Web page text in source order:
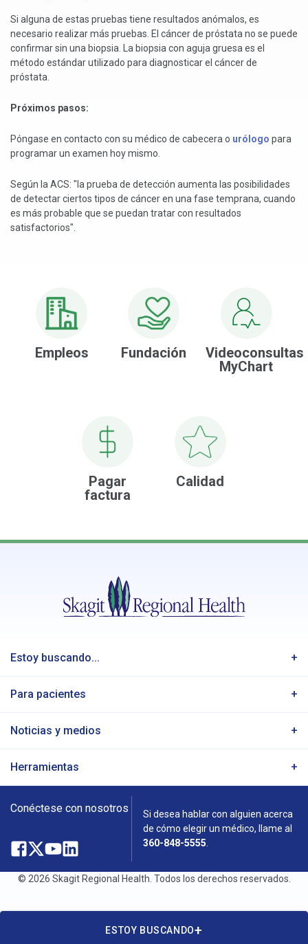
ESTOY BUSCANDO
Si alguna de estas pruebas tiene resultados anómalos, es
necesario realizar más pruebas. El cáncer de próstata no se puede
confirmar sin una biopsia. La biopsia con aguja gruesa es el
método estándar utilizado para diagnosticar el cáncer de
próstata.
Próximos pasos:
Póngase en contacto con su médico de cabecera o urólogo para
programar un examen hoy mismo.
Según la ACS: "la prueba de detección aumenta las posibilidades
de detectar ciertos tipos de cáncer en una fase temprana, cuando
es más probable que se puedan tratar con resultados
satisfactorios".
Empleos Fundación
Videoconsultas
MyChart
Pagar
factura
Calidad
Estoy buscando...
Para pacientes
Noticias y medios
Herramientas
Conéctese con nosotros
Facebook
Abre
en
X
Abre
en
YouTube
Abre
en
LinkedIn
Abre
en
Si desea hablar con alguien acerca
de cómo elegir un médico, llame al
360-848-5555.
© 2026 Skagit Regional Health. Todos los derechos reservados.